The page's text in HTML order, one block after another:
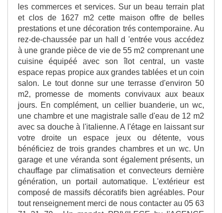
les commerces et services. Sur un beau terrain plat
et clos de 1627 m2 cette maison offre de belles
prestations et une décoration trés contemporaine. Au
rez-de-chaussée par un hall d 'entrée vous accédez
à une grande pièce de vie de 55 m2 comprenant une
cuisine équipéé avec son îlot central, un vaste
espace repas propice aux grandes tablées et un coin
salon. Le tout donne sur une terrasse d'environ 50
m2, promesse de moments convivaux aux beaux
jours. En complément, un cellier buanderie, un wc,
une chambre et une magistrale salle d'eau de 12 m2
avec sa douche à l'italienne. A l'étage en laissant sur
votre droite un espace jeux ou détente, vous
bénéficiez de trois grandes chambres et un wc. Un
garage et une véranda sont également présents, un
chauffage par climatisation et convecteurs dernière
génération, un portail automatique. L'extérieur est
composé de massifs décoratifs bien agréables. Pour
tout renseignement merci de nous contacter au 05 63